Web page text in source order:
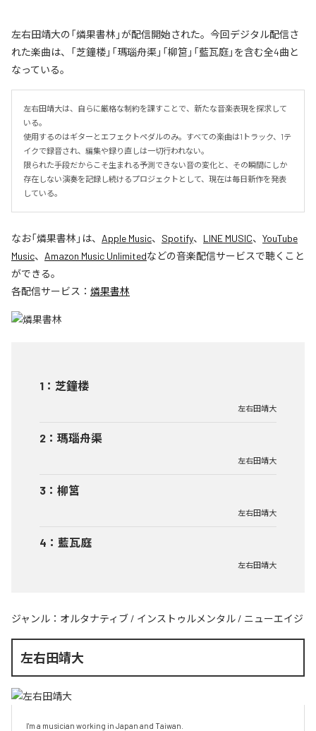
左右田靖大の「燐果書林」が配信開始された。今回デジタル配信さ
れた楽曲は、「芝鐘楼」「瑪瑙舟渠」「柳筥」「藍瓦庭」を含む全4曲と
なっている。
左右田靖大は、自らに厳格な制約を課すことで、新たな音楽表現を探求して
いる。
使用するのはギターとエフェクトペダルのみ。すべての楽曲は1トラック、1テ
イクで録音され、編集や録り直しは一切行われない。
限られた手段だからこそ生まれる予測できない音の変化と、その瞬間にしか
存在しない演奏を記録し続けるプロジェクトとして、現在は毎日新作を発表
している。
なお「燐果書林 」は、 Apple Music、 Spotify、 LINE MUSIC、 YouTube
Music、 Amazon Music Unlimitedなどの音楽配信サービスで聴くこと
ができる。
各配信サービス： 燐果書林
1 ： 芝鐘楼
左右田靖大
2 ： 瑪瑙舟渠
左右田靖大
3 ： 柳筥
左右田靖大
4 ： 藍瓦庭
左右田靖大
ジャンル： オルタナティブ / インストゥルメンタル / ニューエイジ
左右田靖大
I'm a musician working in Japan and Taiwan.